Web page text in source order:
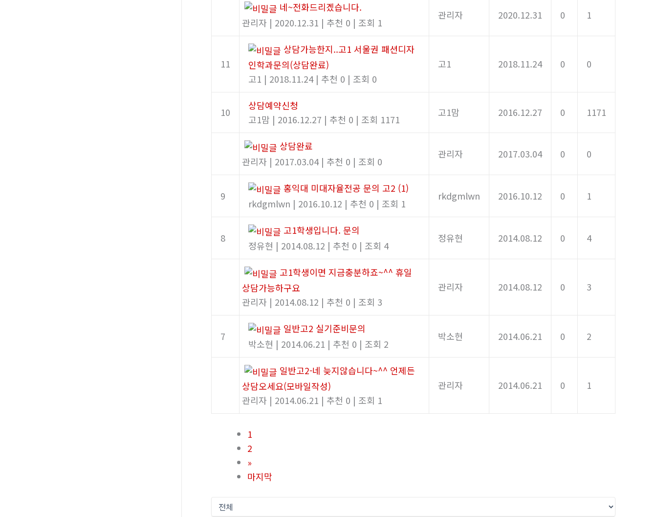
네~전화드리겠습니다.
관리자 | 2020.12.31 | 추천 0 | 조회 1
관리자 2020.12.31 0 1
11
상담가능한지..고1 서울권 패션디자
인학과문의(상담완료)
고1 | 2018.11.24 | 추천 0 | 조회 0
고1 2018.11.24 0 0
10
상담예약신청
고1맘 | 2016.12.27 | 추천 0 | 조회 1171
고1맘 2016.12.27 0 1171
상담완료
관리자 | 2017.03.04 | 추천 0 | 조회 0
관리자 2017.03.04 0 0
9
홍익대 미대자율전공 문의 고2 (1)
rkdgmlwn | 2016.10.12 | 추천 0 | 조회 1
rkdgmlwn 2016.10.12 0 1
8
고1학생입니다. 문의
정유현 | 2014.08.12 | 추천 0 | 조회 4
정유현 2014.08.12 0 4
고1학생이면 지금충분하죠~^^ 휴일
상담가능하구요
관리자 | 2014.08.12 | 추천 0 | 조회 3
관리자 2014.08.12 0 3
7
일반고2 실기준비문의
박소현 | 2014.06.21 | 추천 0 | 조회 2
박소현 2014.06.21 0 2
일반고2-네 늦지않습니다~^^ 언제든
상담오세요(모바일작성)
관리자 | 2014.06.21 | 추천 0 | 조회 1
관리자 2014.06.21 0 1
1
2
»
마지막